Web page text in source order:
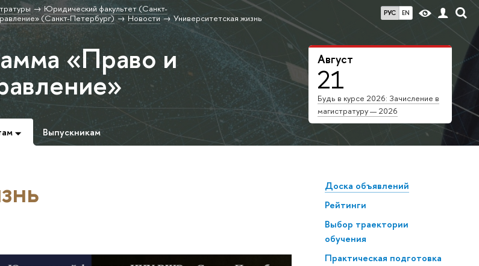
РУС EN
Юридический факультет (Санкт-
(Санкт-Петербург) Новости Университетская жизнь
Август
21
Будь в курсе 2026: Зачисление в
магистратуру — 2026
«Право и
Выпускникам
Доска объявлений
Рейтинги
Выбор траектории
обучения
Практическая подготовка